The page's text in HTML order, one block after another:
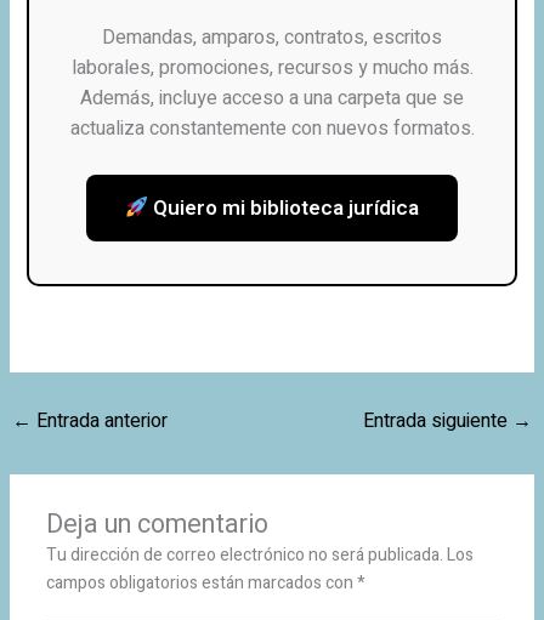
Demandas, amparos, contratos, escritos
laborales, promociones, recursos y mucho más.
Además, incluye acceso a una carpeta que se
actualiza constantemente con nuevos formatos.
Quiero mi biblioteca jurídica
← Entrada anterior Entrada siguiente →
Deja un comentario
Tu dirección de correo electrónico no será publicada.Los
campos obligatorios están marcados con*